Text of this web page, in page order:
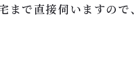
まで直接伺いますの